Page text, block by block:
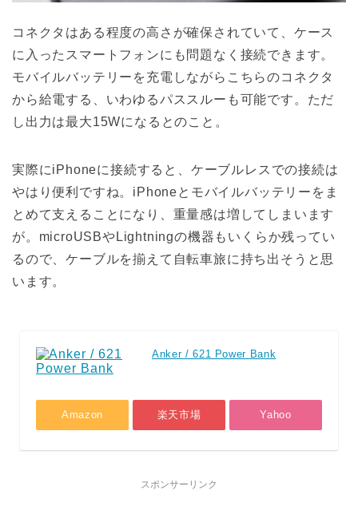
コネクタはある程度の高さが確保されていて、ケース
に入ったスマートフォンにも問題なく接続できます。
モバイルバッテリーを充電しながらこちらのコネクタ
から給電する、いわゆるパススルーも可能です。ただ
し出力は最大15Wになるとのこと。
実際にiPhoneに接続すると、ケーブルレスでの接続は
やはり便利ですね。iPhoneとモバイルバッテリーをま
とめて支えることになり、重量感は増してしまいます
が。microUSBやLightningの機器もいくらか残ってい
るので、ケーブルを揃えて自転車旅に持ち出そうと思
います。
Anker / 621 Power Bank
Amazon 楽天市場 Yahoo
スポンサーリンク